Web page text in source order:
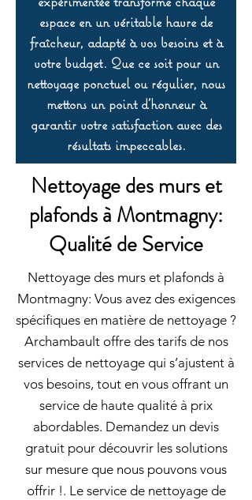
espace en un véritable havre de
fraîcheur, adapté à vos besoins et à
votre budget. Que ce soit pour un
nettoyage ponctuel ou régulier, nous
mettons un point d’honneur à
garantir votre satisfaction avec des
résultats impeccables.
Nettoyage des murs et
plafonds à Montmagny:
Qualité de Service
Nettoyage des murs et plafonds à
Montmagny: Vous avez des exigences
spécifiques en matière de nettoyage ?
Archambault offre des tarifs de nos
services de nettoyage qui s’ajustent à
vos besoins, tout en vous offrant un
service de haute qualité à prix
abordables. Demandez un devis
gratuit pour découvrir les solutions
sur mesure que nous pouvons vous
offrir !. Le service de nettoyage de